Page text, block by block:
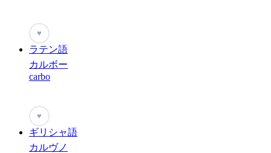
♥
ラテン語
カルボー
carbo
♥
ギリシャ語
カルヴノ